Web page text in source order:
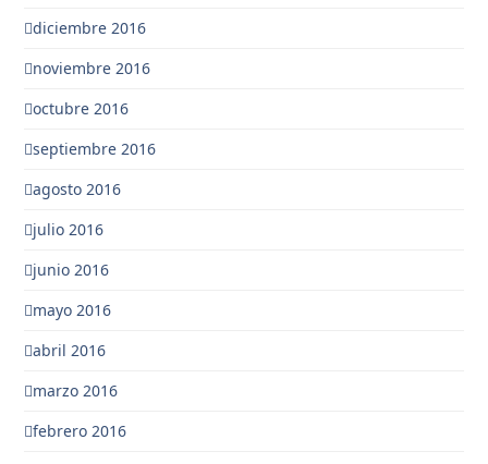
diciembre 2016
noviembre 2016
octubre 2016
septiembre 2016
agosto 2016
julio 2016
junio 2016
mayo 2016
abril 2016
marzo 2016
febrero 2016